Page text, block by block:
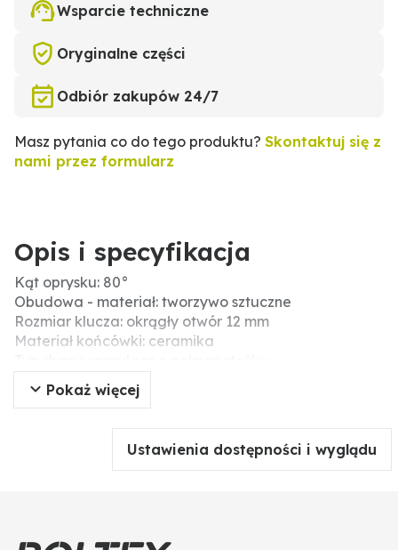
Wsparcie techniczne
Oryginalne części
Odbiór zakupów 24/7
Masz pytania co do tego produktu? Skontaktuj się z
nami przez formularz
Opis i specyfikacja
Kąt oprysku: 80°
Obudowa - materiał: tworzywo sztuczne
Rozmiar klucza: okrągły otwór 12 mm
Materiał końcówki: ceramika
Pokaż więcej
Ustawienia dostępności i wyglądu